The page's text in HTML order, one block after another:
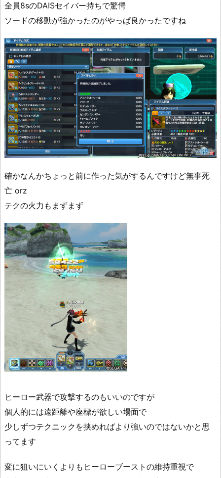
全員8sのDAISセイバー持ちで驚愕
ソードの移動が強かったのがやっぱ良かったですね
確かなんかちょっと前に作った気がするんですけど無事死
亡 orz
テクの火力もまずまず
ヒーロー武器で攻撃するのもいいのですが
個人的には遠距離や座標が欲しい場面で
少しずつテクニックを挟めればより強いのではないかと思
ってます
変に狙いにいくよりもヒーローブーストの維持重視で